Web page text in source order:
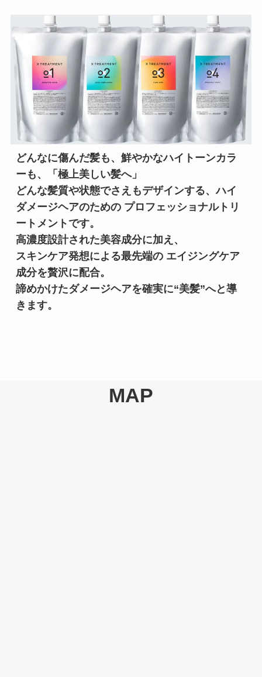
どんなに傷んだ髪も、鮮やかなハイトーンカラ
ーも、「極上美しい髪へ」
どんな髪質や状態でさえもデザインする、ハイ
ダメージヘアのための プロフェッショナルトリ
ートメントです。
高濃度設計された美容成分に加え、
スキンケア発想による最先端の エイジングケア
成分を贅沢に配合。
諦めかけたダメージヘアを確実に“美髪”へと導
きます。
MAP